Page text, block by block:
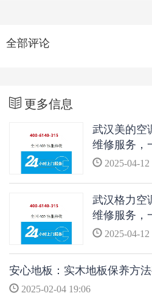
全部评论
更多信息
武汉美的空
维修服务，
空调问题
2025-04-12
武汉格力空
维修服务，
空调问题
2025-04-12
安心地板：实木地板保养方法
2025-02-04 19:06